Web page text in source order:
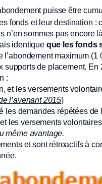
puisse être
fonds et leur destination :
n’en sommes pas encore
identique que les fonds
maximum (1
de placement. En
:
et les versements
l’avenant 2015)
les demandes répétées
les versements
même avantage.
et sont rétroactifs à